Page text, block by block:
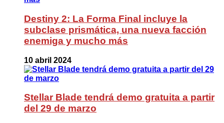
Destiny 2: La Forma Final incluye la
subclase prismática, una nueva facción
enemiga y mucho más
10 abril 2024
Stellar Blade tendrá demo gratuita a partir
del 29 de marzo